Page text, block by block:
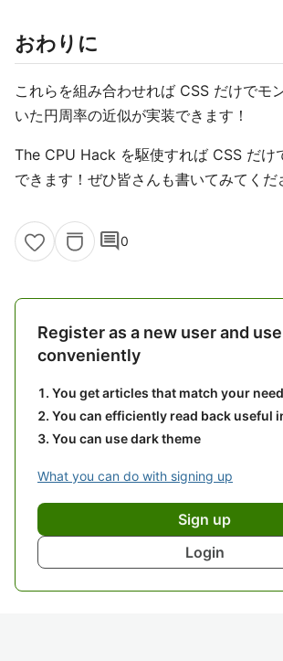
おわりに
これらを組み合わせれば CSS だけでモ
いた円周率の近似が実装できます！
The CPU Hack を駆使すれば CSS だけ
できます！ぜひ皆さんも書いてみてくだ
comment0
Register as a new user and
conveniently
You get articles that match your
You can efficiently read back useful
You can use dark theme
What you can do with signing up
Sign up
Login